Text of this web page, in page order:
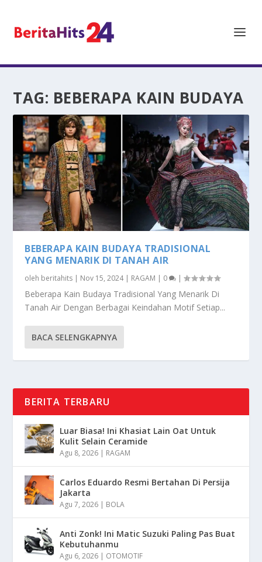
TAG: BEBERAPA KAIN BUDAYA
BEBERAPA KAIN BUDAYA TRADISIONAL
YANG MENARIK DI TANAH AIR
oleh beritahits Nov 15, 2024| RAGAM 0 |
Beberapa Kain Budaya Tradisional Yang Menarik Di
Tanah Air Dengan Berbagai Keindahan Motif Setiap...
BACA SELENGKAPNYA
BERITA TERBARU
Luar Biasa! Ini Khasiat Lain Oat Untuk
Kulit Selain Ceramide
Agu 8, 2026 RAGAM
Carlos Eduardo Resmi Bertahan Di Persija
Jakarta
Agu 7, 2026 BOLA
Anti Zonk! Ini Matic Suzuki Paling Pas Buat
Kebutuhanmu
Agu 6, 2026 OTOMOTIF